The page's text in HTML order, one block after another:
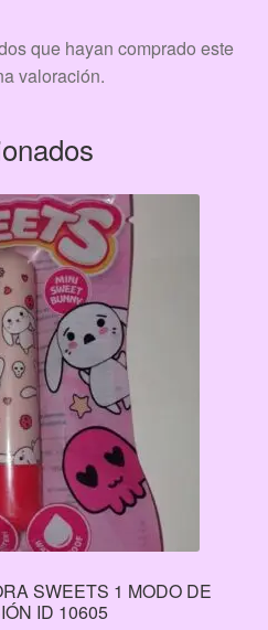
que hayan comprado este
valoración.
SWEETS 1 MODO DE
ID 10605